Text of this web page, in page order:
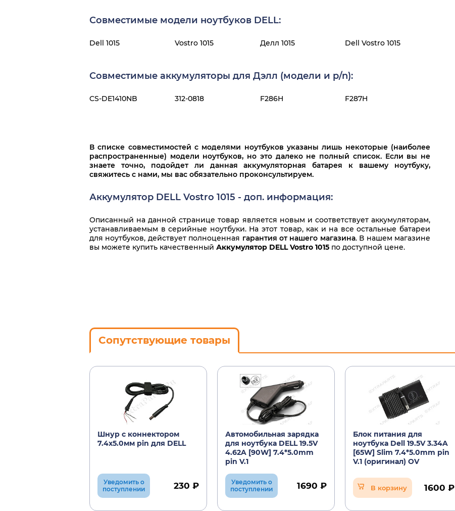
Совместимые модели ноутбуков DELL:
Dell 1015 Vostro 1015 Делл 1015 Dell Vostro 1015
Совместимые аккумуляторы для Дэлл (модели и p/n):
CS-DE1410NB 312-0818 F286H F287H
В списке совместимостей с моделями ноутбуков указаны лишь некоторые (наиболее
распространенные) модели ноутбуков, но это далеко не полный список. Если вы не
знаете точно, подойдет ли данная аккумуляторная батарея к вашему ноутбуку,
свяжитесь с нами, мы вас обязательно проконсультируем.
Аккумулятор DELL Vostro 1015 - доп. информация:
Описанный на данной странице товар является новым и соответствует аккумуляторам,
устанавливаемым в серийные ноутбуки. На этот товар, как и на все остальные батареи
для ноутбуков, действует полноценная гарантия от нашего магазина. В нашем магазине
вы можете купить качественный Аккумулятор DELL Vostro 1015 по доступной цене.
Сопутствующие товары
Шнур с коннектором
7.4х5.0мм pin для DELL
Уведомить о
поступлении
230 ₽
Автомобильная зарядка
для ноутбука DELL 19.5V
4.62A [90W] 7.4*5.0mm
pin V.1
Уведомить о
поступлении
1690 ₽
Блок питания для
ноутбука Dell 19.5V 3.34A
[65W] Slim 7.4*5.0mm pin
V.1 (оригинал) OV
В корзину 1600 ₽